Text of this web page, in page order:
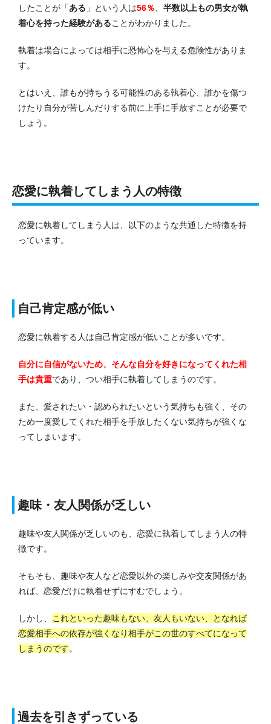
したことが「ある 」という人は56％
半数以上もの男女が執
着心を持った経験があることがわかりました。
執着は場合によっては相手に恐怖心を与える危険性がありま
す。
とはいえ、誰もが持ちうる可能性のある執着心、誰かを傷つ
けたり自分が苦しんだりする前に上手に手放すことが必要で
しょう。
恋愛に執着してしまう人の特徴
恋愛に執着してしまう人は、以下のような共通した特徴を持
っています。
自己肯定感が低い
恋愛に執着する人は自己肯定感が低いことが多いです。
自分に自信がないため、そんな自分を好きになってくれた相
手は貴重であり、つい相手に執着してしまうのです。
また、愛されたい・認められたいという気持ちも強く、その
ため一度愛してくれた相手を手放したくない気持ちが強くな
ってしまいます。
趣味・友人関係が乏しい
趣味や友人関係が乏しいのも、恋愛に執着してしまう人の特
徴です。
そもそも、趣味や友人など恋愛以外の楽しみや交友関係があ
れば、恋愛だけに執着せずにすむでしょう。
しかし、
これといった趣味もない、友人もいない、となれば
恋愛相手への依存が強くなり相手がこの世のすべてになって
しまうのです。
過去を引きずっている